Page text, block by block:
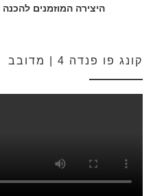
היצירה המוזמנים להכנה
קונג פו פנדה 4 | מדובב